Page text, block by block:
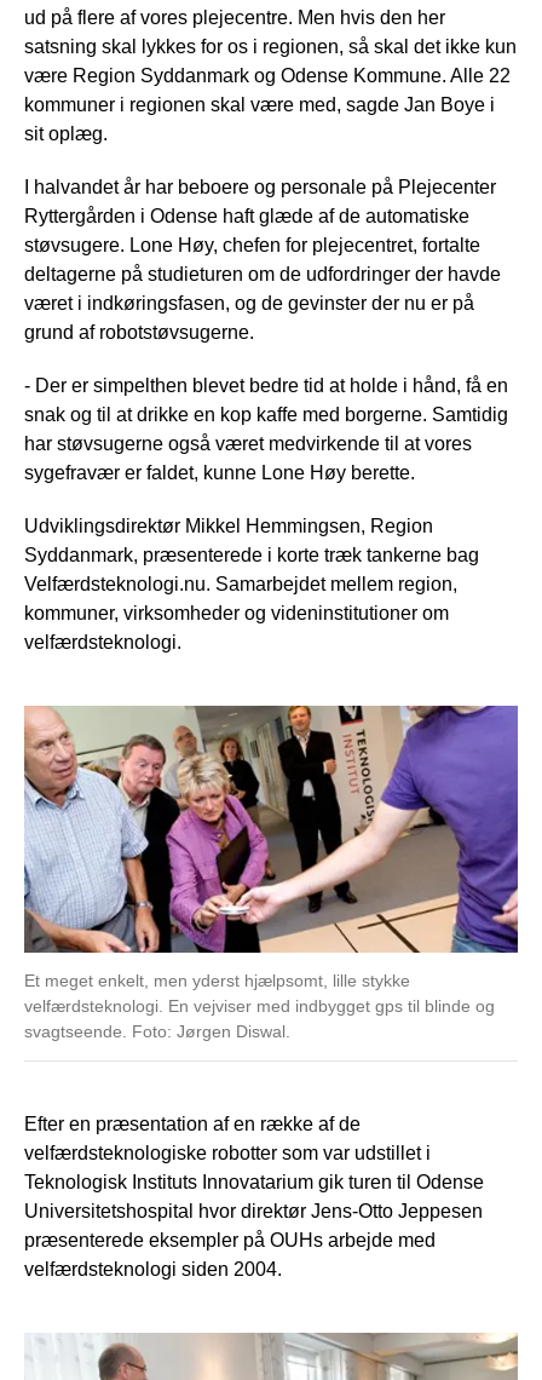
ud på flere af vores plejecentre. Men hvis den her
satsning skal lykkes for os i regionen, så skal det ikke kun
være Region Syddanmark og Odense Kommune. Alle 22
kommuner i regionen skal være med, sagde Jan Boye i
sit oplæg.
I halvandet år har beboere og personale på Plejecenter
Ryttergården i Odense haft glæde af de automatiske
støvsugere. Lone Høy, chefen for plejecentret, fortalte
deltagerne på studieturen om de udfordringer der havde
været i indkøringsfasen, og de gevinster der nu er på
grund af robotstøvsugerne.
- Der er simpelthen blevet bedre tid at holde i hånd, få en
snak og til at drikke en kop kaffe med borgerne. Samtidig
har støvsugerne også været medvirkende til at vores
sygefravær er faldet, kunne Lone Høy berette.
Udviklingsdirektør Mikkel Hemmingsen, Region
Syddanmark, præsenterede i korte træk tankerne bag
Velfærdsteknologi.nu. Samarbejdet mellem region,
kommuner, virksomheder og videninstitutioner om
velfærdsteknologi.
Et meget enkelt, men yderst hjælpsomt, lille stykke
velfærdsteknologi. En vejviser med indbygget gps til blinde og
svagtseende. Foto: Jørgen Diswal.
Efter en præsentation af en række af de
velfærdsteknologiske robotter som var udstillet i
Teknologisk Instituts Innovatarium gik turen til Odense
Universitetshospital hvor direktør Jens-Otto Jeppesen
præsenterede eksempler på OUHs arbejde med
velfærdsteknologi siden 2004.